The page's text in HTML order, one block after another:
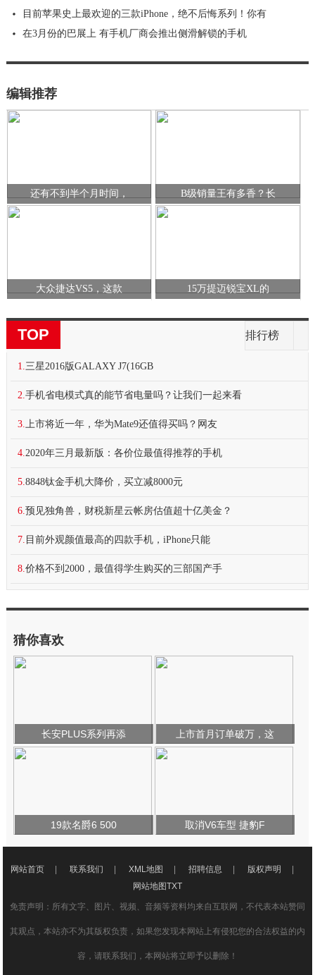
目前苹果史上最欢迎的三款iPhone，绝不后悔系列！你有
在3月份的巴展上 有手机厂商会推出侧滑解锁的手机
编辑推荐
还有不到半个月时间， B级销量王有多香？长
大众捷达VS5，这款 15万提迈锐宝XL的
TOP 排行榜
1. 三星2016版GALAXY J7(16GB
2. 手机省电模式真的能节省电量吗？让我们一起来看
3. 上市将近一年，华为Mate9还值得买吗？网友
4. 2020年三月最新版：各价位最值得推荐的手机
5. 8848钛金手机大降价，买立减8000元
6. 预见独角兽，财税新星云帐房估值超十亿美金？
7. 目前外观颜值最高的四款手机，iPhone只能
8. 价格不到2000，最值得学生购买的三部国产手
猜你喜欢
长安PLUS系列再添 上市首月订单破万，这
19款名爵6 500 取消V6车型 捷豹F
网站首页 | 联系我们 | XML地图 | 招聘信息 | 版权声明
|
网站地图TXT
免责声明：所有文字、图片、视频、音频等资料均来自互联网，不代表本站赞同
其观点，本站亦不为其版权负责，如果您发现本网站上有侵犯您的合法权益的内
容，请联系我们，本网站将立即予以删除！